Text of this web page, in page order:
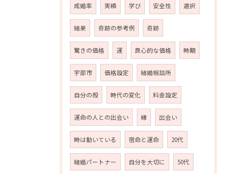
成婚率 実績 学び 安全性 選択
結果 奇跡の参考例 奇跡
驚きの価格 運 良心的な価格 時期
宇部市 価格設定 結婚相談所
自分の殻 時代の変化 料金設定
運命の人との出会い 縁 出会い
時は動いている 宿命と運命 20代
結婚パートナー 自分を大切に 50代